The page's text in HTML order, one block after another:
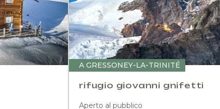
A GRESSONEY-LA-TRINITÉ
rifugio giovanni gnifetti
Aperto al pubblico